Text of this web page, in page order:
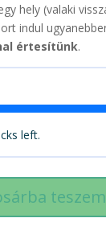
hely (valaki
indul
értesítünk.
left.
teszem